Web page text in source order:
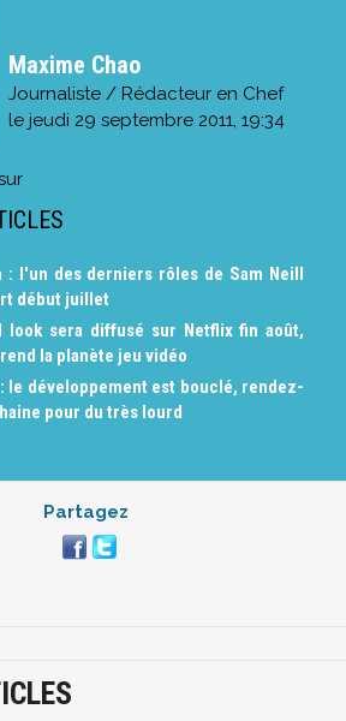
Maxime Chao
Journaliste / Rédacteur en Chef
le jeudi 29 septembre 2011, 19:34
: l'un des derniers rôles de Sam Neill
début juillet
look sera diffusé sur Netflix fin août,
la planète jeu vidéo
le développement est bouclé, rendez-
pour du très lourd
Partagez